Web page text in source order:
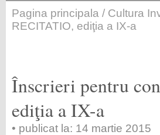
Pagina principala / Cultura
RECITATIO, ediţia a IX-a
Înscrieri pentru
ediţia a IX-a
• publicat la: 14 martie 2015